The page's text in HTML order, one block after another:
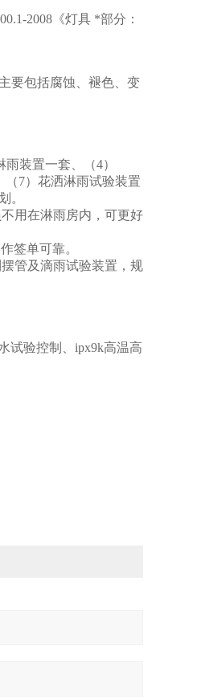
2008《灯具 *部分：
要包括腐蚀、褪色、变
装置一套、（4）
7）花洒淋雨试验装置
。
用在淋雨房内，可更好
签单可靠。
管及滴雨试验装置，规
试验控制、ipx9k高温高